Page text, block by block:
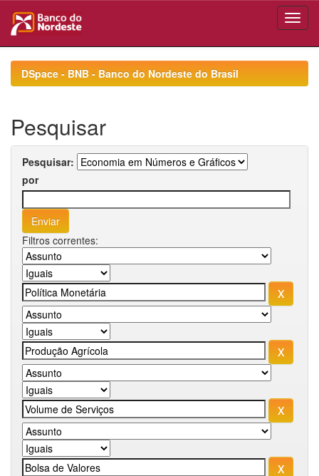
navigationDSpace - BNB - Banco do Nordeste do Brasil
Pesquisar
Pesquisar:
por
Filtros correntes: